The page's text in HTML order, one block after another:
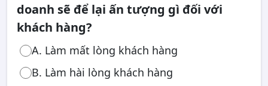
doanh sẽ để lại ấn tượng gì đối với
khách hàng?
A. Làm mất lòng khách hàng
B. Làm hài lòng khách hàng